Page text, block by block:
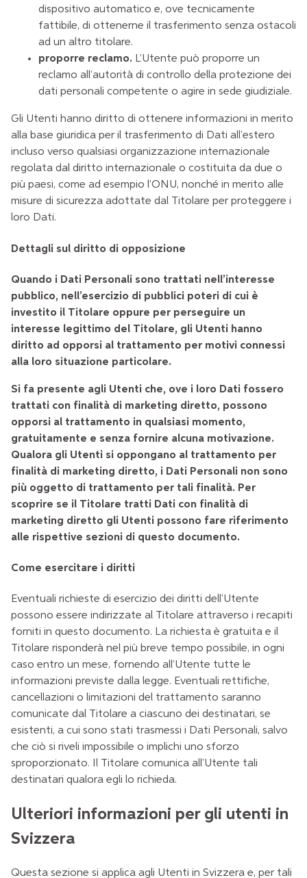
dispositivo automatico e, ove tecnicamente
fattibile, di ottenerne il trasferimento senza ostacoli
ad un altro titolare.
proporre reclamo. L’Utente può proporre un
reclamo all’autorità di controllo della protezione dei
dati personali competente o agire in sede giudiziale.
Gli Utenti hanno diritto di ottenere informazioni in merito
alla base giuridica per il trasferimento di Dati all'estero
incluso verso qualsiasi organizzazione internazionale
regolata dal diritto internazionale o costituita da due o
più paesi, come ad esempio l’ONU, nonché in merito alle
misure di sicurezza adottate dal Titolare per proteggere i
loro Dati.
Dettagli sul diritto di opposizione
Quando i Dati Personali sono trattati nell’interesse
pubblico, nell’esercizio di pubblici poteri di cui è
investito il Titolare oppure per perseguire un
interesse legittimo del Titolare, gli Utenti hanno
diritto ad opporsi al trattamento per motivi connessi
alla loro situazione particolare.
Si fa presente agli Utenti che, ove i loro Dati fossero
trattati con finalità di marketing diretto, possono
opporsi al trattamento in qualsiasi momento,
gratuitamente e senza fornire alcuna motivazione.
Qualora gli Utenti si oppongano al trattamento per
finalità di marketing diretto, i Dati Personali non sono
più oggetto di trattamento per tali finalità. Per
scoprire se il Titolare tratti Dati con finalità di
marketing diretto gli Utenti possono fare riferimento
alle rispettive sezioni di questo documento.
Come esercitare i diritti
Eventuali richieste di esercizio dei diritti dell'Utente
possono essere indirizzate al Titolare attraverso i recapiti
forniti in questo documento. La richiesta è gratuita e il
Titolare risponderà nel più breve tempo possibile, in ogni
caso entro un mese, fornendo all’Utente tutte le
informazioni previste dalla legge. Eventuali rettifiche,
cancellazioni o limitazioni del trattamento saranno
comunicate dal Titolare a ciascuno dei destinatari, se
esistenti, a cui sono stati trasmessi i Dati Personali, salvo
che ciò si riveli impossibile o implichi uno sforzo
sproporzionato. Il Titolare comunica all'Utente tali
destinatari qualora egli lo richieda.
Ulteriori informazioni per gli utenti in
Svizzera
Questa sezione si applica agli Utenti in Svizzera e, per tali